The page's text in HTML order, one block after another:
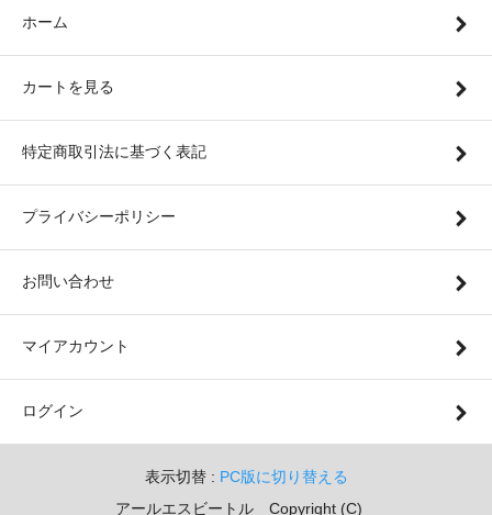
ホーム
カートを見る
特定商取引法に基づく表記
プライバシーポリシー
お問い合わせ
マイアカウント
ログイン
表示切替 : PC版に切り替える
アールエスビートル Copyright (C)